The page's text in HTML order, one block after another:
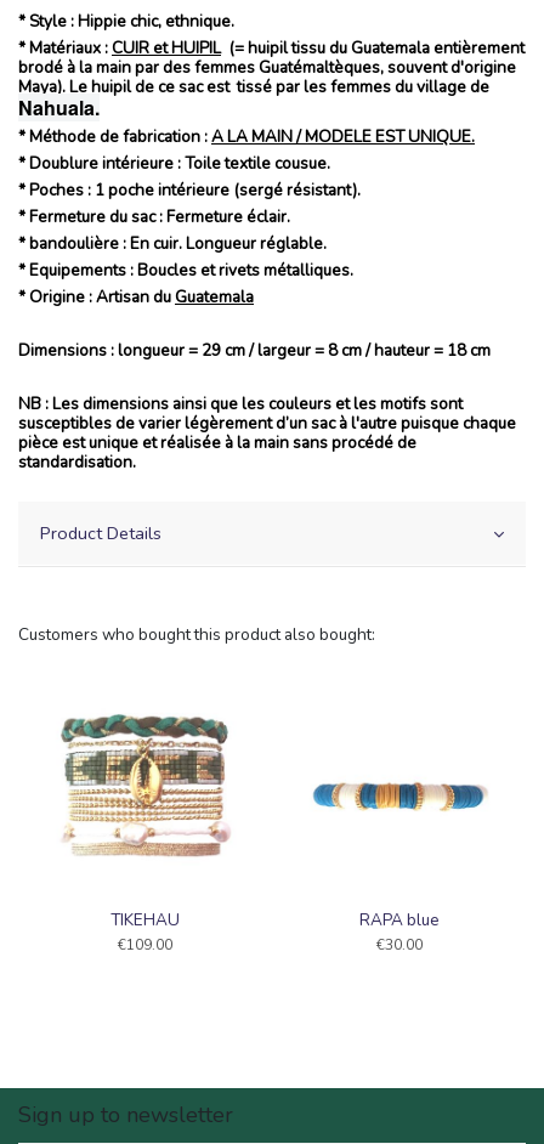
* Style :Hippie chic, ethnique.
* Matériaux :CUIR et HUIPIL(= huipil tissu du Guatemala entièrement
brodé à la main par des femmes Guatémaltèques, souvent d'origine
Maya). Le huipil de ce sac est tissé par les femmes du village de
Nahuala.
* Méthode de fabrication :A LA MAIN / MODELE EST UNIQUE.
* Doublure intérieure :Toile textile cousue.
* Poches : 1poche intérieure (sergé résistant).
* Fermeture du sac :Fermeture éclair.
* bandoulière :En cuir. Longueurréglable.
* Equipements :Boucleset rivets métalliques.
* Origine : Artisan duGuatemala
Dimensions : longueur = 29 cm / largeur = 8 cm / hauteur = 18 cm
NB :Les dimensions ainsi que les couleurs et les motifs sont
susceptibles de varier légèrement d’un sac à l'autre puisque chaque
pièce estuniqueet réaliséeà la mainsans procédé de
standardisation.
Product Details
Customers who bought this product also bought:
TIKEHAU
€109.00
RAPA blue
€30.00
Sign up to newsletter